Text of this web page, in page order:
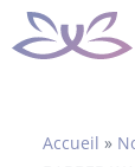
Aller
au
Accueil »